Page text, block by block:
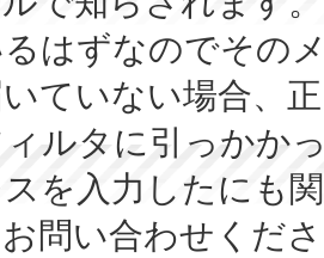
はずなのでその
ていない場合、
ルタに引っかか
を入力したにも
問い合わせくだ